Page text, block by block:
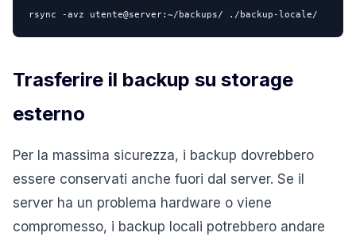
rsync -avz utente@server:~/backups/ ./backup-locale/
Trasferire il backup su storage
esterno
Per la massima sicurezza, i backup dovrebbero
essere conservati anche fuori dal server. Se il
server ha un problema hardware o viene
compromesso, i backup locali potrebbero andare